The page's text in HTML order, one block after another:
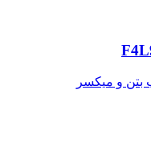
بتن و میکسر